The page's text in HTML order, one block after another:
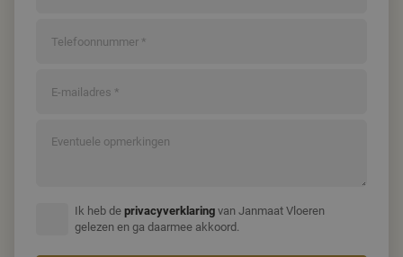
Ik heb de privacyverklaring van Janmaat Vloeren
gelezen en ga daarmee akkoord.